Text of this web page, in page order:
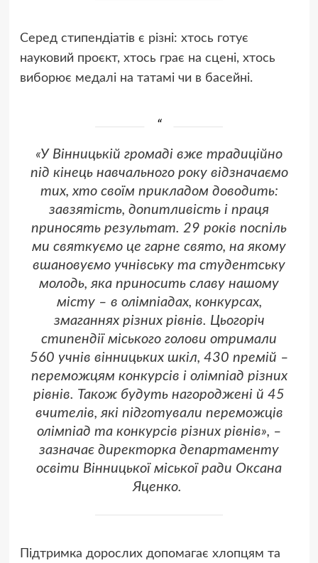
Серед стипендіатів є різні: хтось готує
науковий проєкт, хтось грає на сцені, хтось
виборює медалі на татамі чи в басейні.
«У Вінницькій громаді вже традиційно
під кінець навчального року відзначаємо
тих, хто своїм прикладом доводить:
завзятість, допитливість і праця
приносять результат. 29 років поспіль
ми святкуємо це гарне свято, на якому
вшановуємо учнівську та студентську
молодь, яка приносить славу нашому
місту – в олімпіадах, конкурсах,
змаганнях різних рівнів. Цьогоріч
стипендії міського голови отримали
560 учнів вінницьких шкіл, 430 премій –
переможцям конкурсів і олімпіад різних
рівнів. Також будуть нагороджені й 45
вчителів, які підготували переможців
олімпіад та конкурсів різних рівнів», –
зазначає директорка департаменту
освіти Вінницької міської ради Оксана
Яценко.
Підтримка дорослих допомагає хлопцям та